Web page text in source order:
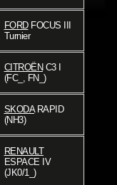
FORDFOCUS III
Turnier
CITROËN C3 I
(FC_, FN_)
SKODARAPID
(NH3)
RENAULT
ESPACE IV
(JK0/1_)